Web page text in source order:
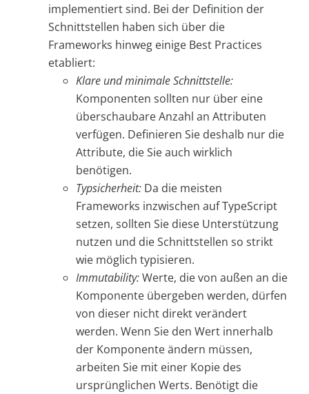
implementiert sind. Bei der Definition der
Schnittstellen haben sich über die
Frameworks hinweg einige Best Practices
etabliert:
Klare und minimale Schnittstelle:
Komponenten sollten nur über eine
überschaubare Anzahl an Attributen
verfügen. Definieren Sie deshalb nur die
Attribute, die Sie auch wirklich
benötigen.
Typsicherheit: Da die meisten
Frameworks inzwischen auf TypeScript
setzen, sollten Sie diese Unterstützung
nutzen und die Schnittstellen so strikt
wie möglich typisieren.
Immutability:Werte, die von außen an die
Komponente übergeben werden, dürfen
von dieser nicht direkt verändert
werden. Wenn Sie den Wert innerhalb
der Komponente ändern müssen,
arbeiten Sie mit einer Kopie des
ursprünglichen Werts. Benötigt die